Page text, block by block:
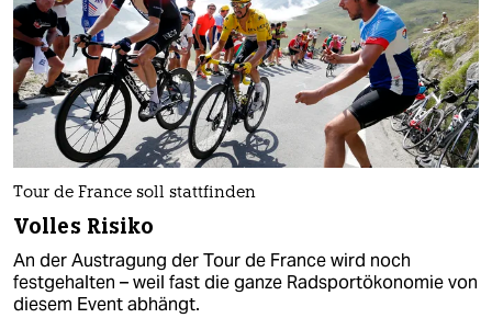
Tour de France soll stattfinden
Volles Risiko
An der Austragung der Tour de France wird noch
festgehalten – weil fast die ganze Radsportökonomie von
diesem Event abhängt.